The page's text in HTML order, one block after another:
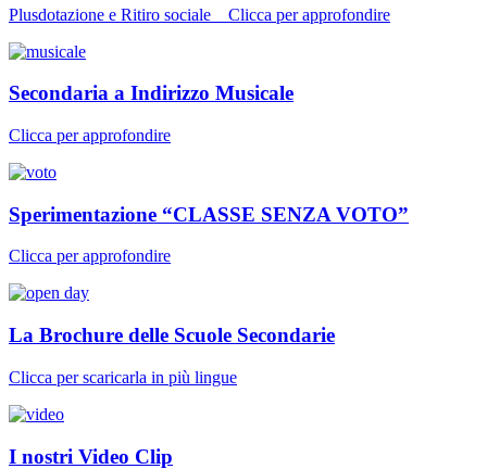
Plusdotazione e Ritiro sociale _ Clicca per approfondire
Secondaria a Indirizzo Musicale
Clicca per approfondire
Sperimentazione “CLASSE SENZA VOTO”
Clicca per approfondire
La Brochure delle Scuole Secondarie
Clicca per scaricarla in più lingue
I nostri Video Clip